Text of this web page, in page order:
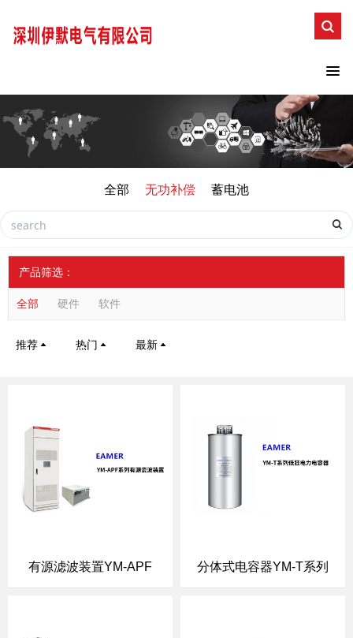
全部 无功补偿 蓄电池
产品筛选：
全部 硬件 软件
推荐 热门 最新
有源滤波装置YM-APF 分体式电容器YM-T系列